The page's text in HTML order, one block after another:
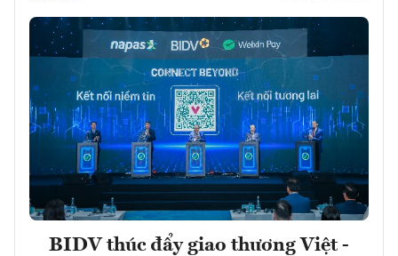
BIDV thúc đẩy giao thương Việt -